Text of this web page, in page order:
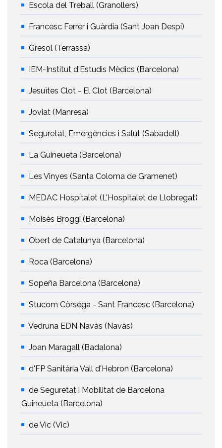
Escola del Treball (Granollers)
Francesc Ferrer i Guàrdia (Sant Joan Despí)
Gresol (Terrassa)
IEM-Institut d'Estudis Mèdics (Barcelona)
Jesuïtes Clot - El Clot (Barcelona)
Joviat (Manresa)
Seguretat, Emergències i Salut (Sabadell)
La Guineueta (Barcelona)
Les Vinyes (Santa Coloma de Gramenet)
MEDAC Hospitalet (L'Hospitalet de Llobregat)
Moisès Broggi (Barcelona)
Obert de Catalunya (Barcelona)
Roca (Barcelona)
Sopeña Barcelona (Barcelona)
Stucom Còrsega - Sant Francesc (Barcelona)
Vedruna EDN Navàs (Navàs)
Joan Maragall (Badalona)
d'FP Sanitària Vall d'Hebron (Barcelona)
de Seguretat i Mobilitat de Barcelona
Guineueta (Barcelona)
de Vic (Vic)